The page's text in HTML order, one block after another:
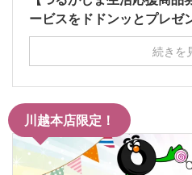
ービスをドドンッとプレゼ
続きを
川越本店限定！